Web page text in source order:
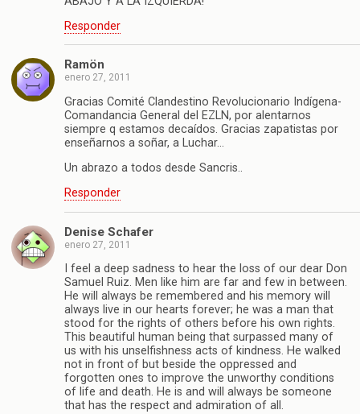
Responder
Ramön
enero 27, 2011
Gracias Comité Clandestino Revolucionario Indígena-
Comandancia General del EZLN, por alentarnos
siempre q estamos decaídos. Gracias zapatistas por
enseñarnos a soñar, a Luchar…
Un abrazo a todos desde Sancris..
Responder
Denise Schafer
enero 27, 2011
I feel a deep sadness to hear the loss of our dear Don
Samuel Ruiz. Men like him are far and few in between.
He will always be remembered and his memory will
always live in our hearts forever; he was a man that
stood for the rights of others before his own rights.
This beautiful human being that surpassed many of
us with his unselfishness acts of kindness. He walked
not in front of but beside the oppressed and
forgotten ones to improve the unworthy conditions
of life and death. He is and will always be someone
that has the respect and admiration of all.